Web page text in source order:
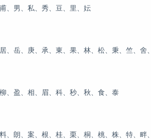
、男、私、秀、豆、里、妘
、岳、庚、承、東、果、林、松、秉、竺、舍
、盈、相、眉、科、秒、秋、食、泰
朗、案、根、桂、栗、桐、桃、株、特、畔